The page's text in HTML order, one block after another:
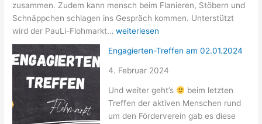
zusammen. Zudem kann mensch beim Flanieren, Stöbern und
Schnäppchen schlagen ins Gespräch kommen. Unterstützt
wird der PauLi-Flohmarkt…PauLi-
weiterlesen
Engagierten-Treffen am 02.01.2024
4. Februar 2024
Und weiter geht’s
beim letzten
Treffen der aktiven Menschen rund
um den Förderverein gab es diese